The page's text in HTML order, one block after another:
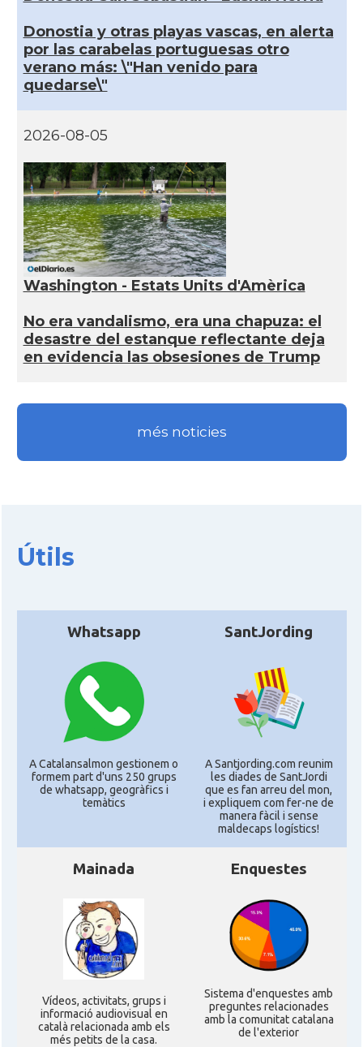
Donostia y otras playas vascas, en alerta
por las carabelas portuguesas otro
verano más: \"Han venido para
quedarse\"
2026-08-05
Washington - Estats Units d'Amèrica
No era vandalismo, era una chapuza: el
desastre del estanque reflectante deja
en evidencia las obsesiones de Trump
més noticies
Útils
Whatsapp
A Catalansalmon gestionem o
formem part d'uns 250 grups
de whatsapp, geogràfics i
temàtics
SantJording
A Santjording.com reunim
les diades de SantJordi
que es fan arreu del mon,
i expliquem com fer-ne de
manera fàcil i sense
maldecaps logí­stics!
Mainada
Ví­deos, activitats, grups i
informació audiovisual en
català relacionada amb els
més petits de la casa.
Enquestes
Sistema d'enquestes amb
preguntes relacionades
amb la comunitat catalana
de l'exterior